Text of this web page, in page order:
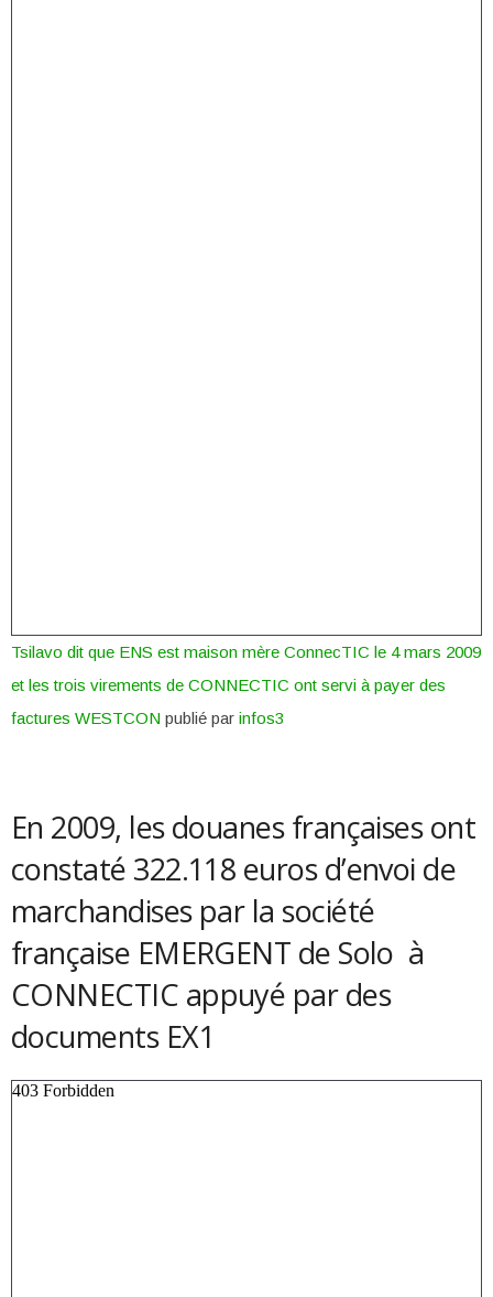
Tsilavo dit que ENS est maison mère ConnecTIC le 4 mars 2009
et les trois virements de CONNECTIC ont servi à payer des
factures WESTCON publié par infos3
En 2009, les douanes françaises ont
constaté 322.118 euros d’envoi de
marchandises par la société
française EMERGENT de Solo à
CONNECTIC appuyé par des
documents EX1